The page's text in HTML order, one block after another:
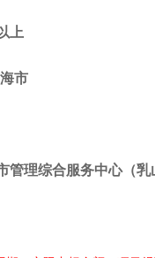
上
市
管理综合服务中心（乳